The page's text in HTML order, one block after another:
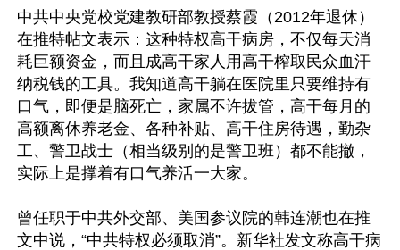
中共中央党校党建教研部教授蔡霞（2012年退休）
在推特帖文表示：这种特权高干病房，不仅每天消
耗巨额资金，而且成高干家人用高干榨取民众血汗
纳税钱的工具。我知道高干躺在医院里只要维持有
口气，即便是脑死亡，家属不许拔管，高干每月的
高额离休养老金、各种补贴、高干住房待遇，勤杂
工、警卫战士（相当级别的是警卫班）都不能撤，
实际上是撑着有口气养活一大家。
曾任职于中共外交部、美国参议院的韩连潮也在推
文中说，“中共特权必须取消”。新华社发文称高干病